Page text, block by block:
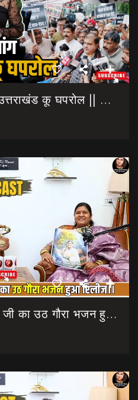
जंतर मंतर की बणांग अर उत्तराखंड कू घपरोल || NEET Paper Leak || Dharmendra Pradhan Resigns
सावन स्पेशल- हेमा मैठाणी जी का उठ गौरा भजन हुआ रिलीज।। Sawan Special Bhajan || Uth Gaura Bhajan